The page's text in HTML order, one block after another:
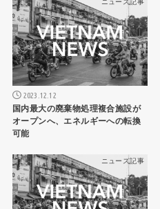
ニュース記事
2023.12.12
国内最大の廃棄物処理複合施設が
オープンへ、エネルギーへの転換
可能
ニュース記事